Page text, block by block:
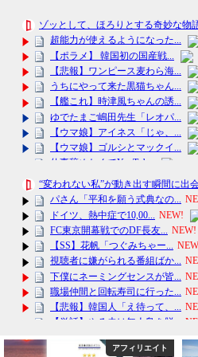
アフィリエイト